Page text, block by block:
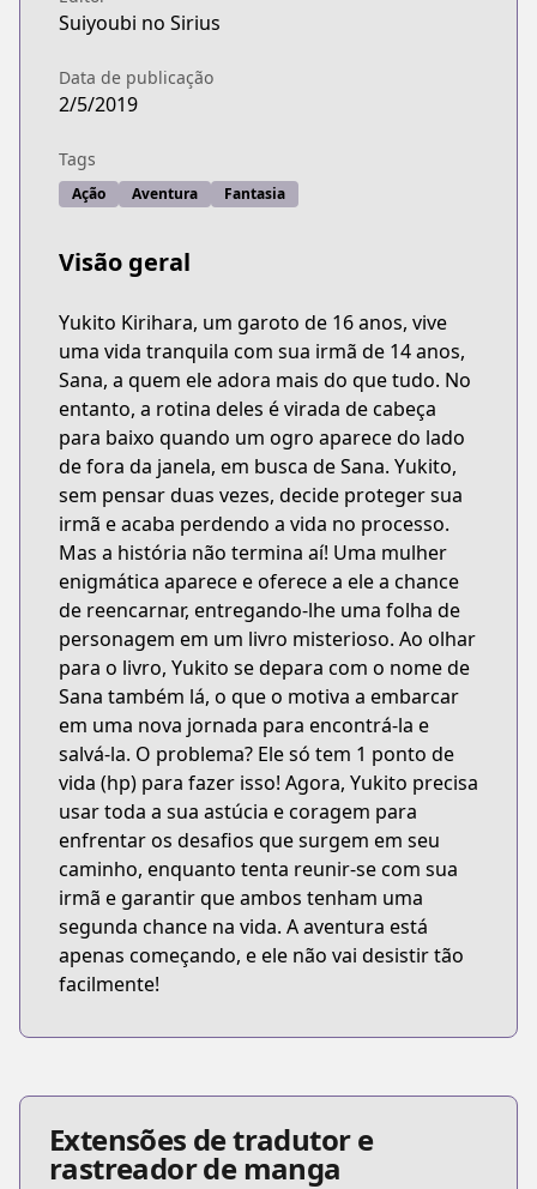
Suiyoubi no Sirius
Data de publicação
2/5/2019
Tags
Ação Aventura Fantasia
Visão geral
Yukito Kirihara, um garoto de 16 anos, vive
uma vida tranquila com sua irmã de 14 anos,
Sana, a quem ele adora mais do que tudo. No
entanto, a rotina deles é virada de cabeça
para baixo quando um ogro aparece do lado
de fora da janela, em busca de Sana. Yukito,
sem pensar duas vezes, decide proteger sua
irmã e acaba perdendo a vida no processo.
Mas a história não termina aí! Uma mulher
enigmática aparece e oferece a ele a chance
de reencarnar, entregando-lhe uma folha de
personagem em um livro misterioso. Ao olhar
para o livro, Yukito se depara com o nome de
Sana também lá, o que o motiva a embarcar
em uma nova jornada para encontrá-la e
salvá-la. O problema? Ele só tem 1 ponto de
vida (hp) para fazer isso! Agora, Yukito precisa
usar toda a sua astúcia e coragem para
enfrentar os desafios que surgem em seu
caminho, enquanto tenta reunir-se com sua
irmã e garantir que ambos tenham uma
segunda chance na vida. A aventura está
apenas começando, e ele não vai desistir tão
facilmente!
Extensões de tradutor e
rastreador de manga